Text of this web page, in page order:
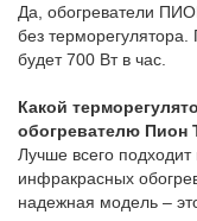
Да, обогреватели
без терморегулятора.
будет 700 Вт в час.
Какой
обогревателю Пион
Лучше всего
инфракрасных
надежная модель –